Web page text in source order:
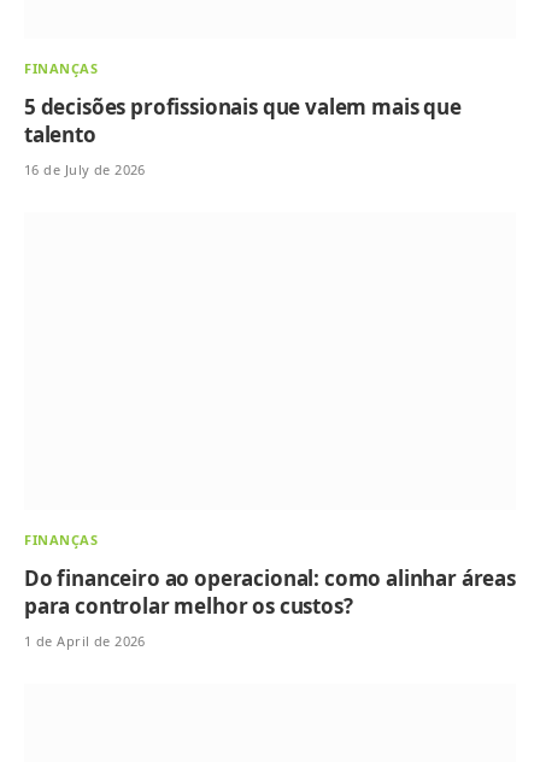
FINANÇAS
5 decisões profissionais que valem mais que
talento
16 de July de 2026
FINANÇAS
Do financeiro ao operacional: como alinhar áreas
para controlar melhor os custos?
1 de April de 2026